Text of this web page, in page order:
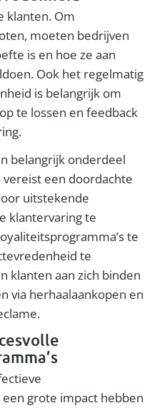
klanten. Om
moeten bedrijven
is en hoe ze aan
Ook het regelmatig
is belangrijk om
te lossen en feedback
belangrijk onderdeel
een doordachte
uitstekende
klantervaring te
te
te
klanten aan zich binden
via herhaalaankopen en
grote impact hebben